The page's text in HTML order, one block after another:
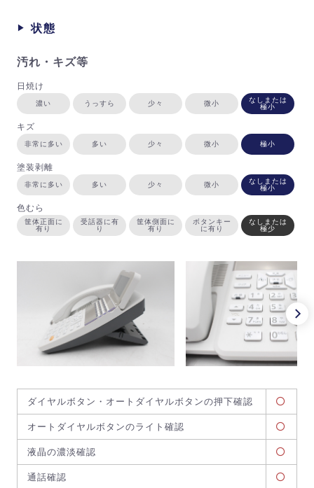
状態
汚れ・キズ等
日焼け
濃い うっすら 少々 微小
なしまたは
極小
キズ
非常に多い 多い 少々 微小 極小
塗装剥離
非常に多い 多い 少々 微小
なしまたは
極小
色むら
筐体正面に
有り
受話器に有
り
筐体側面に
有り
ボタンキー
に有り
なしまたは
極少
ダイヤルボタン・オートダイヤルボタンの押下確認
オートダイヤルボタンのライト確認
液晶の濃淡確認
通話確認